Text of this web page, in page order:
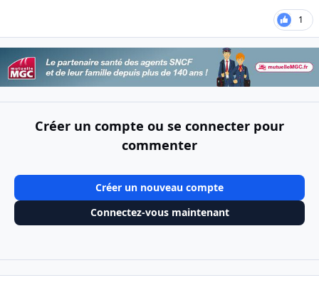
1
Créer un compte ou se connecter pour
commenter
Créer un nouveau compte
Connectez-vous maintenant